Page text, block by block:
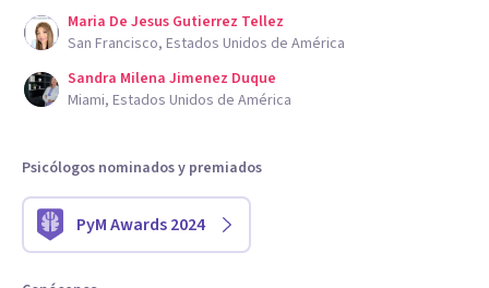
Maria De Jesus Gutierrez Tellez
San Francisco, Estados Unidos de América
Sandra Milena Jimenez Duque
Miami, Estados Unidos de América
Psicólogos nominados y premiados
PyM Awards 2024